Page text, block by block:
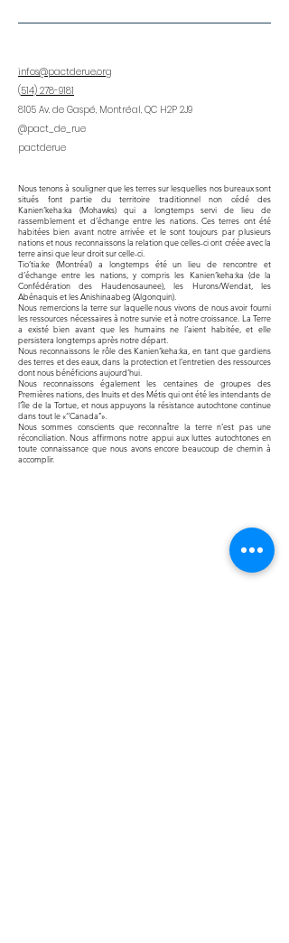
infos@pactderue.org
(514) 278-9181
8105 Av. de Gaspé, Montréal, QC H2P 2J9
@pact_de_rue
pactderue
Nous tenons à souligner que les terres sur lesquelles nos bureaux sont
situés font partie du territoire traditionnel non cédé des
Kanien’keha:ka (Mohawks) qui a longtemps servi de lieu de
rassemblement et d’échange entre les nations. Ces terres ont été
habitées bien avant notre arrivée et le sont toujours par plusieurs
nations et nous reconnaissons la relation que celles-ci ont créée avec la
terre ainsi que leur droit sur celle-ci.
Tio’tia:ke (Montréal) a longtemps été un lieu de rencontre et
d’échange entre les nations, y compris les Kanien’keha:ka (de la
Confédération des Haudenosaunee), les Hurons/Wendat, les
Abénaquis et les Anishinaabeg (Algonquin).
Nous remercions la terre sur laquelle nous vivons de nous avoir fourni
les ressources nécessaires à notre survie et à notre croissance. La Terre
a existé bien avant que les humains ne l’aient habitée, et elle
persistera longtemps après notre départ.
Nous reconnaissons le rôle des Kanien’keha:ka, en tant que gardiens
des terres et des eaux, dans la protection et l’entretien des ressources
dont nous bénéficions aujourd’hui.
Nous reconnaissons également les centaines de groupes des
Premières nations, des Inuits et des Métis qui ont été les intendants de
l’île de la Tortue, et nous appuyons la résistance autochtone continue
dans tout le «‘’Canada’’».
Nous sommes conscients que reconnaître la terre n’est pas une
réconciliation. Nous affirmons notre appui aux luttes autochtones en
toute connaissance que nous avons encore beaucoup de chemin à
accomplir.